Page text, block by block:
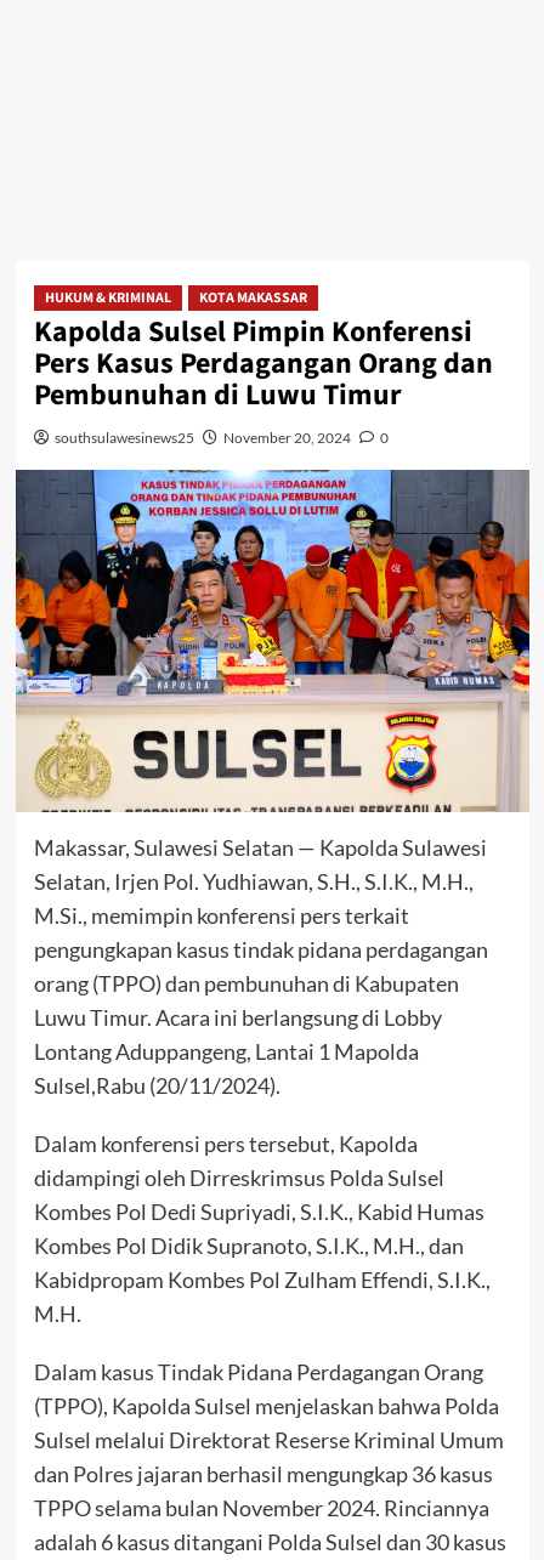
HUKUM & KRIMINAL KOTA MAKASSAR
Kapolda Sulsel Pimpin Konferensi
Pers Kasus Perdagangan Orang dan
Pembunuhan di Luwu Timur
southsulawesinews25 November 20, 2024 0
Makassar, Sulawesi Selatan — Kapolda Sulawesi
Selatan, Irjen Pol. Yudhiawan, S.H., S.I.K., M.H.,
M.Si., memimpin konferensi pers terkait
pengungkapan kasus tindak pidana perdagangan
orang (TPPO) dan pembunuhan di Kabupaten
Luwu Timur. Acara ini berlangsung di Lobby
Lontang Aduppangeng, Lantai 1 Mapolda
Sulsel,Rabu (20/11/2024).
Dalam konferensi pers tersebut, Kapolda
didampingi oleh Dirreskrimsus Polda Sulsel
Kombes Pol Dedi Supriyadi, S.I.K., Kabid Humas
Kombes Pol Didik Supranoto, S.I.K., M.H., dan
Kabidpropam Kombes Pol Zulham Effendi, S.I.K.,
M.H.
Dalam kasus Tindak Pidana Perdagangan Orang
(TPPO), Kapolda Sulsel menjelaskan bahwa Polda
Sulsel melalui Direktorat Reserse Kriminal Umum
dan Polres jajaran berhasil mengungkap 36 kasus
TPPO selama bulan November 2024. Rinciannya
adalah 6 kasus ditangani Polda Sulsel dan 30 kasus